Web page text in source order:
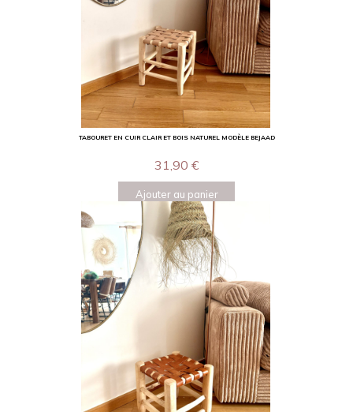
TABOURET EN CUIR CLAIR ET BOIS NATUREL MODÈLE BEJAAD
31,90 €
Ajouter au panier